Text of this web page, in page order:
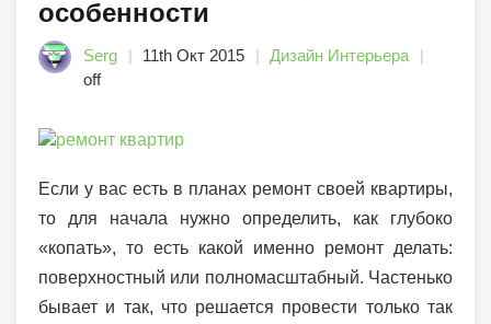
особенности
Serg 11th Окт 2015
Дизайн Интерьера
off
Если у вас есть в планах ремонт своей квартиры,
то для начала нужно определить, как глубоко
«копать», то есть какой именно ремонт делать:
поверхностный или полномасштабный. Частенько
бывает и так, что решается провести только так